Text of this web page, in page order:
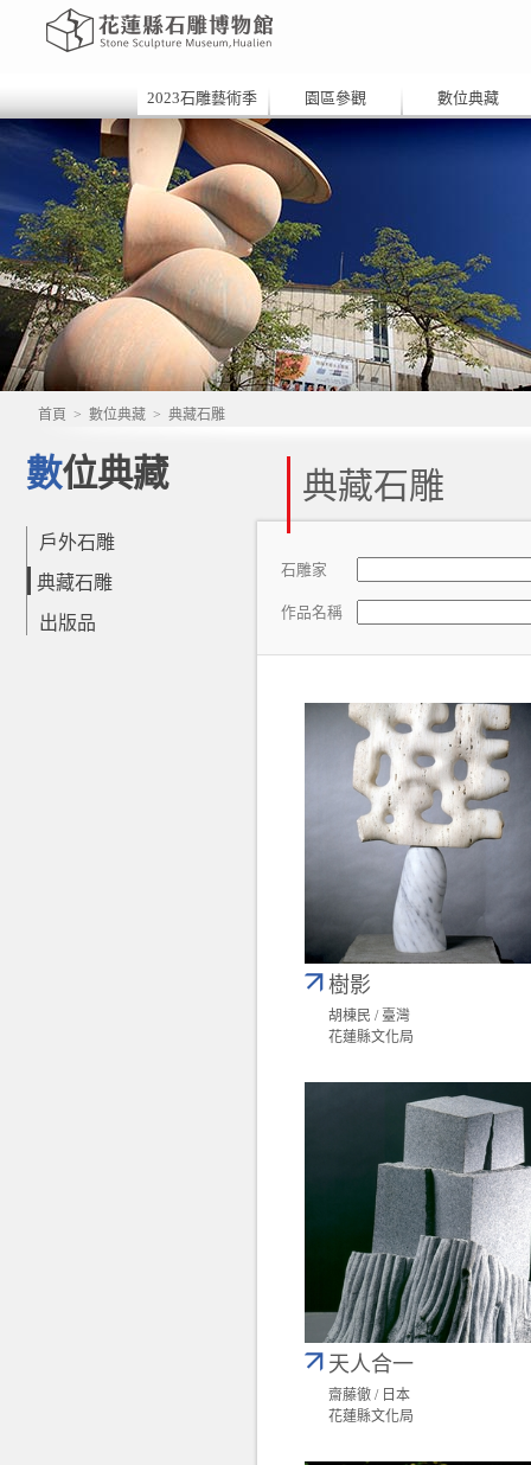
2023石雕藝術季 園區參觀 數位典藏
首頁 > 數位典藏 > 典藏石雕
數位典藏
戶外石雕
典藏石雕
出版品
典藏石雕
石雕家
作品名稱
樹影
胡棟民 / 臺灣
花蓮縣文化局
天人合一
齋藤徹 / 日本
花蓮縣文化局